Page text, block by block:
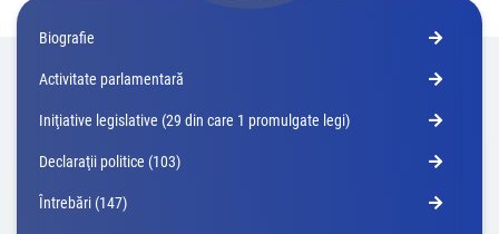
Biografie
Activitate parlamentară
Iniţiative legislative (29 din care 1 promulgate legi)
Declaraţii politice (103)
Întrebări (147)